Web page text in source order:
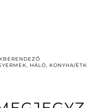
, HÁLÓ, KONYHA/